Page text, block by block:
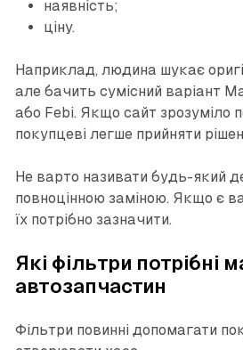
наявність;
ціну.
Наприклад, людина шукає
але бачить сумісний варіант
або Febi. Якщо сайт зрозуміло
покупцеві легше прийняти
Не варто називати будь-який
повноцінною заміною. Якщо є
їх потрібно зазначити.
Які фільтри потрібні
автозапчастин
Фільтри повинні допомагати